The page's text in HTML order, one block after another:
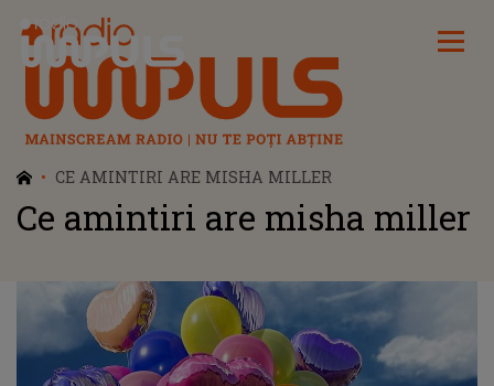
Radio Impuls
CE AMINTIRI ARE MISHA MILLER
Ce amintiri are misha miller